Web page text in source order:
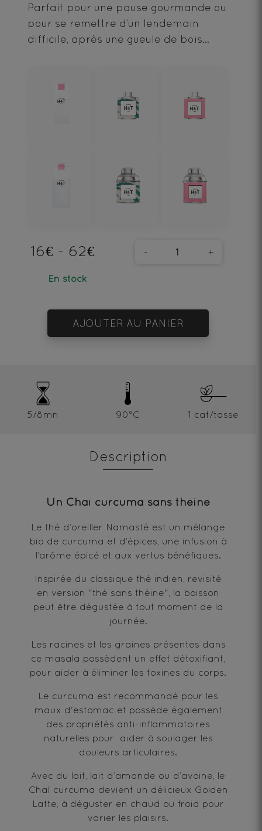
Parfait pour une pause gourmande ou
pour se remettre d’un lendemain
difficile, après une gueule de bois...
16€ - 62€
En stock
- +
AJOUTER AU PANIER
5/8mn 90°C 1 cat/tasse
Description
Un Chaï curcuma sans théine
Le thé d’oreiller Namasté est un mélange
bio de curcuma et d’épices, une infusion à
l’arôme épicé et aux vertus bénéfiques.
Inspirée du classique thé indien, revisité
en version "thé sans théine", la boisson
peut être dégustée à tout moment de la
journée.
Les racines et les graines présentes dans
ce masala possèdent un effet détoxifiant,
pour aider à éliminer les toxines du corps.
Le curcuma est recommandé pour les
maux d'estomac et possède également
des propriétés anti-inflammatoires
naturelles pour aider à soulager les
douleurs articulaires.
Avec du lait, lait d’amande ou d’avoine, le
Chaï curcuma devient un délicieux Golden
Latte, à déguster en chaud ou froid pour
varier les plaisirs.